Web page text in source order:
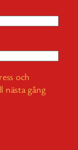
och
nästa gång